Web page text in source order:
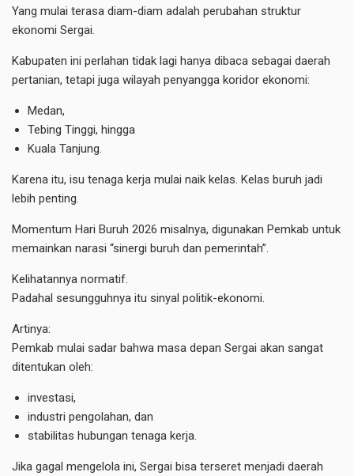
Yang mulai terasa diam-diam adalah perubahan struktur
ekonomi Sergai.
Kabupaten ini perlahan tidak lagi hanya dibaca sebagai daerah
pertanian, tetapi juga wilayah penyangga koridor ekonomi:
Medan,
Tebing Tinggi, hingga
Kuala Tanjung.
Karena itu, isu tenaga kerja mulai naik kelas. Kelas buruh jadi
lebih penting.
Momentum Hari Buruh 2026 misalnya, digunakan Pemkab untuk
memainkan narasi “sinergi buruh dan pemerintah”.
Kelihatannya normatif.
Padahal sesungguhnya itu sinyal politik-ekonomi.
Artinya:
Pemkab mulai sadar bahwa masa depan Sergai akan sangat
ditentukan oleh:
investasi,
industri pengolahan, dan
stabilitas hubungan tenaga kerja.
Jika gagal mengelola ini, Sergai bisa terseret menjadi daerah